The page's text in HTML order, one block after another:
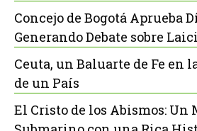
Concejo de Bogotá Aprueba
Generando Debate sobre
Ceuta, un Baluarte de Fe en
de un País
El Cristo de los Abismos: Un